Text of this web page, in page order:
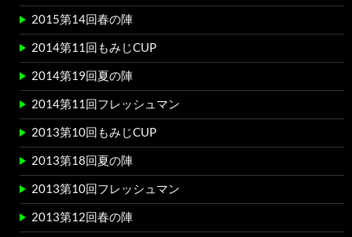
2015第14回春の陣
2014第11回もみじCUP
2014第19回夏の陣
2014第11回フレッシュマン
2013第10回もみじCUP
2013第18回夏の陣
2013第10回フレッシュマン
2013第12回春の陣